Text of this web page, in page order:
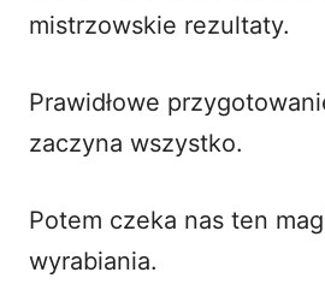
mistrzowskie rezultaty.
Prawidłowe
zaczyna wszystko.
Potem czeka nas ten
wyrabiania.